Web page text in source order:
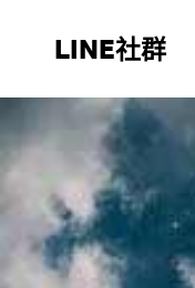
LINE社群